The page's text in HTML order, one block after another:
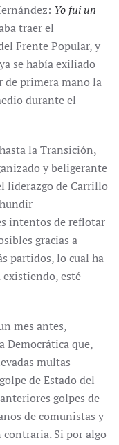
Yo fui un
traer el
Frente Popular, y
se había exiliado
de primera mano la
durante el
la Transición,
y beligerante
liderazgo de Carrillo
intentos de reflotar
gracias a
partidos, lo cual ha
existiendo, esté
mes antes,
Democrática que,
multas
de Estado del
golpes de
de comunistas y
Si por algo